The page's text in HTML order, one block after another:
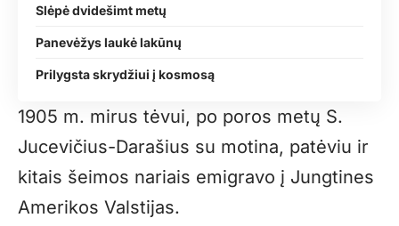
Slėpė dvidešimt metų
Panevėžys laukė lakūnų
Prilygsta skrydžiui į kosmosą
1905 m. mirus tėvui, po poros metų S.
Jucevičius-Darašius su motina, patėviu ir
kitais šeimos nariais emigravo į Jungtines
Amerikos Valstijas.